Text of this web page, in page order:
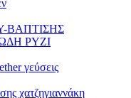
ΒΑΠΤΙΣΗΣ
ΡΥΖΙ
γεύσεις
χατζηγιαννάκη